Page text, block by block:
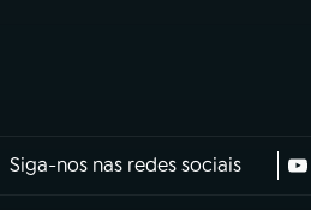
Siga-nos nas redes sociais